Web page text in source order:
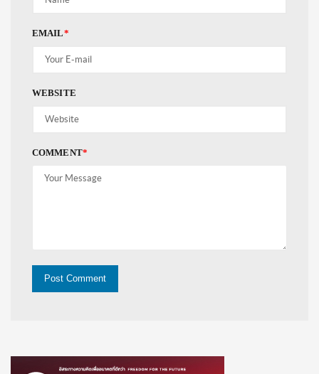
EMAIL*
WEBSITE
COMMENT*